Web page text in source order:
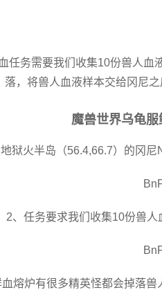
任务需要我们收集10份兽人
落，将兽人血液样本交给冈尼之
魔兽世界乌龟
狱火半岛（56.4,66.7）的冈尼
2、任务要求我们收集10份兽人
熔炉有很多精英怪都会掉落兽